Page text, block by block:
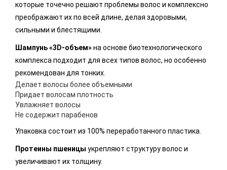
которые точечно решают проблемы волос и комплексно
преображают их по всей длине, делая здоровыми,
сильными и блестящими.
Шампунь «3D-объем»на основе биотехнологического
комплекса подходит для всех типов волос, но особенно
рекомендован для тонких.
Делает волосы более объемными
Придает волосам плотность
Увлажняет волосы
Не содержит парабенов
Упаковка состоит из 100% переработанного пластика.
Протеины пшеницы укрепляют структуру волос и
увеличивают их толщину.